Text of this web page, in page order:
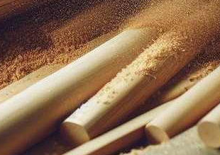
Listázás